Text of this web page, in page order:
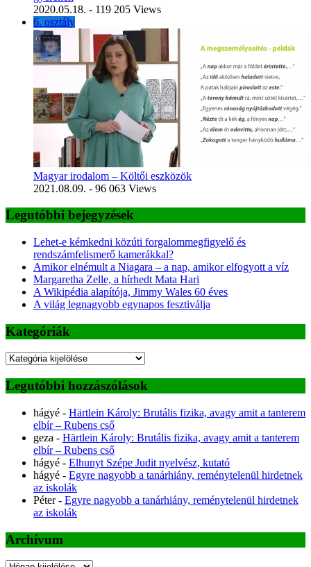
2020.05.18. - 119 205 Views
6. osztály
Magyar irodalom – Költői eszközök
2021.08.09. - 96 063 Views
Legutóbbi bejegyzések
Lehet-e kémkedni közúti forgalommegfigyelő és
rendszámfelismerő kamerákkal?
Amikor elnémult a Niagara – a nap, amikor elfogyott a víz
Margaretha Zelle, a hírhedt Mata Hari
A Wikipédia alapítója, Jimmy Wales 60 éves
A világ legnagyobb egynapos fesztiválja
Kategóriák
Kategóriák
Legutóbbi hozzászólások
hágyé - Härtlein Károly: Brutális fizika, avagy amit a tanterem
elbír – Rubens cső
geza - Härtlein Károly: Brutális fizika, avagy amit a tanterem
elbír – Rubens cső
hágyé - Elhunyt Szépe Judit nyelvész, kutató
hágyé - Egyre nagyobb a tanárhiány, reménytelenül hirdetnek
az iskolák
Péter- Egyre nagyobb a tanárhiány, reménytelenül hirdetnek
az iskolák
Archívum